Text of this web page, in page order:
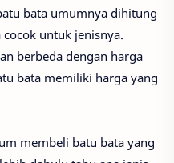
bata umumnya dihitung
untuk jenisnya.
berbeda dengan harga
bata memiliki harga yang
membeli batu bata yang